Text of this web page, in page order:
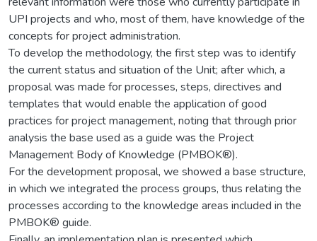
UPI projects and who, most of them, have knowledge of the
concepts for project administration.
To develop the methodology, the first step was to identify
the current status and situation of the Unit; after which, a
proposal was made for processes, steps, directives and
templates that would enable the application of good
practices for project management, noting that through prior
analysis the base used as a guide was the Project
Management Body of Knowledge (PMBOK®).
For the development proposal, we showed a base structure,
in which we integrated the process groups, thus relating the
processes according to the knowledge areas included in the
PMBOK® guide.